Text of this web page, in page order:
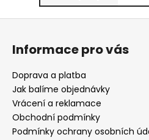
Z
Informace pro vás
Doprava a platba
Jak balíme objednávky
Vrácení a reklamace
Obchodní podmínky
Podmínky ochrany osobních